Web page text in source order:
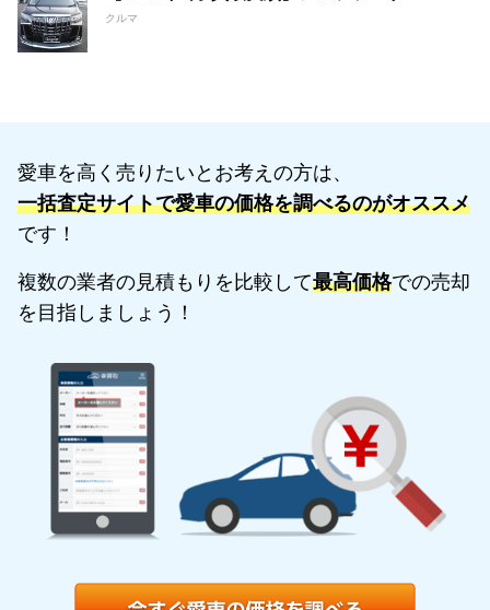
クルマ
愛車を高く売りたいとお考えの方は、
一括査定サイトで愛車の価格を調べるのがオススメ
です！
複数の業者の見積もりを比較して最高価格での売却
を目指しましょう！